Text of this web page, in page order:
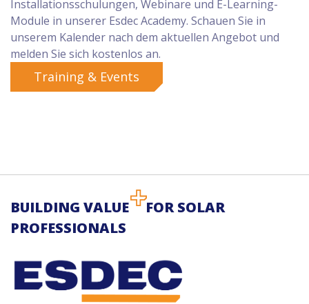
Installationsschulungen, Webinare und E-Learning-
Module in unserer Esdec Academy. Schauen Sie in
unserem Kalender nach dem aktuellen Angebot und
melden Sie sich kostenlos an.
Training & Events
BUILDING VALUE
FOR SOLAR
PROFESSIONALS